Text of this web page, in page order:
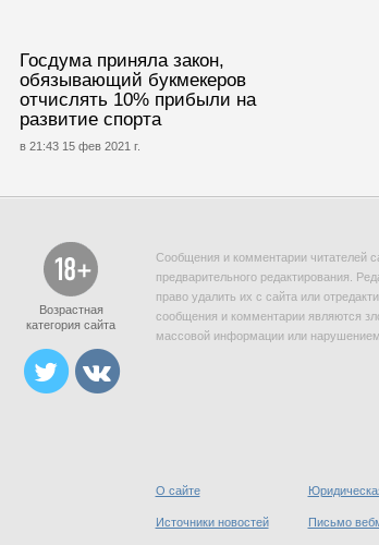
Госдума приняла закон,
обязывающий букмекеров
отчислять 10% прибыли на
развитие спорта
в 21:43 15 фев 2021 г.
Возрастная
категория сайта
Сообщения и комментарии читателей
предварительного редактирования.
право удалить их с сайта или
сообщения и комментарии являются
массовой информации или нарушением
О сайте
Источники новостей Письмо